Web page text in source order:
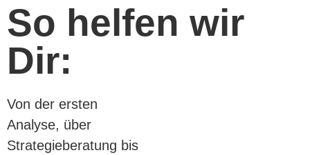
So helfen wir
Dir:
Von der ersten
Analyse, über
Strategieberatung bis